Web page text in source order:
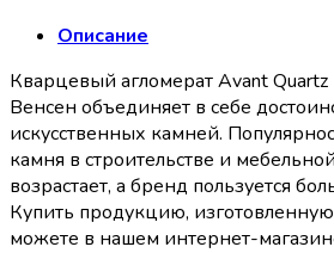
Описание
Кварцевый агломерат Avant Quartz
Венсен объединяет в себе
искусственных камней.
камня в строительстве и
возрастает, а бренд пользуется
Купить продукцию,
можете в нашем интернет-